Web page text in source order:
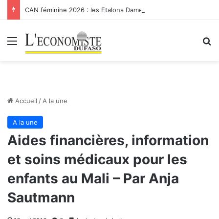
Menu
Accueil / A la une
A la une
Aides financières, information
et soins médicaux pour les
enfants au Mali – Par Anja
Sautmann